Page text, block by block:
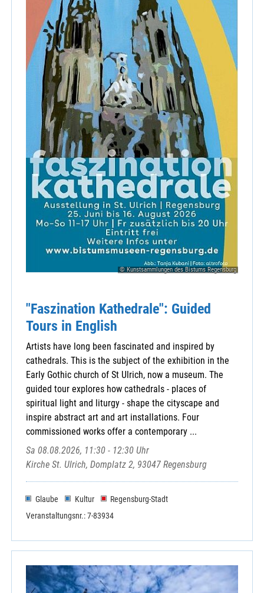
© Kunstsammlungen des Bistums Regensburg
"Faszination Kathedrale": Guided
Tours in English
Artists have long been fascinated and inspired by
cathedrals. This is the subject of the exhibition in the
Early Gothic church of St Ulrich, now a museum. The
guided tour explores how cathedrals - places of
spiritual light and liturgy - shape the cityscape and
inspire abstract art and art installations. Four
commissioned works offer a contemporary ...
Sa 08.08.2026, 11:30 - 12:30 Uhr
Kirche St. Ulrich, Domplatz 2, 93047 Regensburg
Glaube Kultur
Regensburg-Stadt
Veranstaltungsnr.: 7-83934